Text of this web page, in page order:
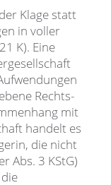
Klage statt
in voller
K). Eine
Rechts-
mit
handelt es
die nicht
Abs. 3 KStG)